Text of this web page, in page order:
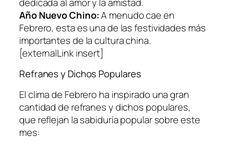
Año Nuevo Chino:A menudo cae en
Febrero, esta es una de las festividades más
importantes de la cultura china.
[externalLink insert]
Refranes y Dichos Populares
El clima de Febrero ha inspirado una gran
cantidad de refranes y dichos populares,
que reflejan la sabiduría popular sobre este
mes: